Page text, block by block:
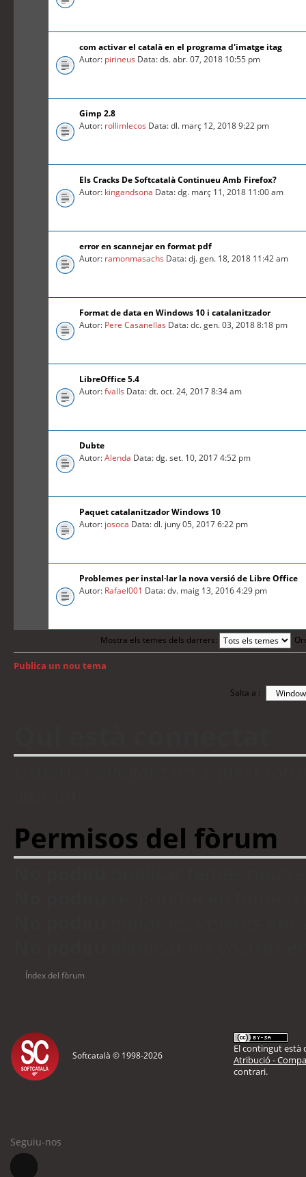
com activar el català en el programa d'imatge itag
Autor: pirineus Data: ds. abr. 07, 2018 10:55 pm
Gimp 2.8
Autor: rollimlecos Data: dl. març 12, 2018 9:22 pm
Els Cracks De Softcatalà Continueu Amb Firefox?
Autor: kingandsona Data: dg. març 11, 2018 11:00 am
error en scannejar en format pdf
Autor: ramonmasachs Data: dj. gen. 18, 2018 11:42 am
Format de data en Windows 10 i catalanitzador
Autor: Pere Casanellas Data: dc. gen. 03, 2018 8:18 pm
LibreOffice 5.4
Autor:fvalls Data: dt. oct. 24, 2017 8:34 am
Dubte
Autor:Alenda Data: dg. set. 10, 2017 4:52 pm
Paquet catalanitzador Windows 10
Autor: josoca Data: dl. juny 05, 2017 6:22 pm
Problemes per instal·lar la nova versió de Libre Office
Autor: Rafael001 Data: dv. maig 13, 2016 4:29 pm
Mostra els temes dels darrers:
Publica un nou tema
Salta a :
Permisos del fòrum
Índex del fòrum
Softcatalà © 1998-2026
El contingut està
Atribució -
contrari.
Seguiu-nos